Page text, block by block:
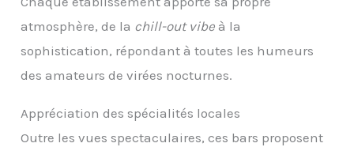
atmosphère, de la chill-out vibe à la
sophistication, répondant à toutes les humeurs
des amateurs de virées nocturnes.
Appréciation des spécialités locales
Outre les vues spectaculaires, ces bars proposent